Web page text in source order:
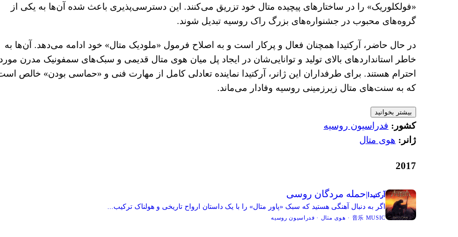
«فولکلوریک» را در ساختارهای پیچیده متال خود تزریق می‌کنند. این دسترسی‌پذیری باعث شده آن‌ها به یکی از
گروه‌های محبوب در جشنواره‌های بزرگ راک روسیه تبدیل شوند.
در حال حاضر، آرکتیدا همچنان فعال و پرکار است و به اصلاح فرمول «ملودیک متال» خود ادامه می‌دهد. آن‌ها به
خاطر استانداردهای بالای تولید و توانایی‌شان در ایجاد پل میان هوی متال قدیمی و سبک‌های سمفونیک مدرن
احترام هستند. برای طرفداران این ژانر، آرکتیدا نماینده تعادلی کامل از مهارت فنی و «حماسی بودن» خالص
که به سنت‌های متال زیرزمینی روسیه وفادار می‌ماند.
بیشتر بخوانید
کشور: فدراسیون روسیه
ژانر: هوی متال
2017
آرکتیدا|حمله مردگان روسی
اگر به دنبال آهنگی هستید که سبک «پاور متال» را با یک داستان ارواح تاریخی و هولناک ترکیب...
音乐 MUSIC · هوی متال · فدراسیون روسیه